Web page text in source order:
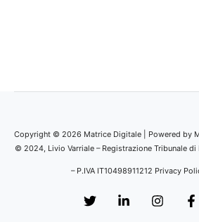
Copyright © 2026 Matrice Digitale | Powered by
© 2024, Livio Varriale – Registrazione Tribunale di
– P.IVA IT10498911212 Privacy